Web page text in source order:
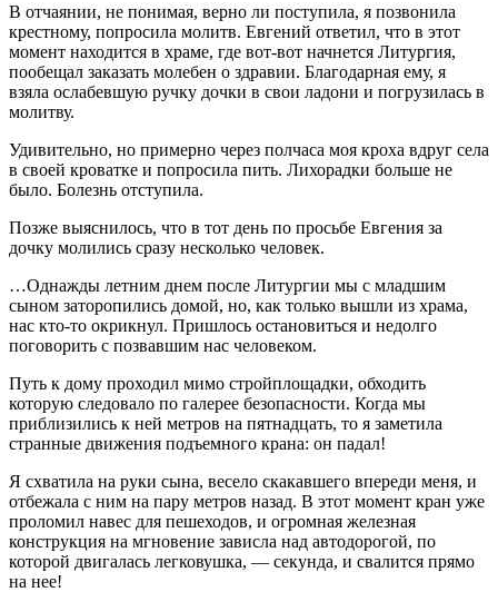
В отчаянии, не понимая, верно ли поступила, я позвонила
крестному, попросила молитв. Евгений ответил, что в этот
момент находится в храме, где вот-вот начнется Литургия,
пообещал заказать молебен о здравии. Благодарная ему, я
взяла ослабевшую ручку дочки в свои ладони и погрузилась в
молитву.
Удивительно, но примерно через полчаса моя кроха вдруг села
в своей кроватке и попросила пить. Лихорадки больше не
было. Болезнь отступила.
Позже выяснилось, что в тот день по просьбе Евгения за
дочку молились сразу несколько человек.
…Однажды летним днем после Литургии мы с младшим
сыном заторопились домой, но, как только вышли из храма,
нас кто-то окрикнул. Пришлось остановиться и недолго
поговорить с позвавшим нас человеком.
Путь к дому проходил мимо стройплощадки, обходить
которую следовало по галерее безопасности. Когда мы
приблизились к ней метров на пятнадцать, то я заметила
странные движения подъемного крана: он падал!
Я схватила на руки сына, весело скакавшего впереди меня, и
отбежала с ним на пару метров назад. В этот момент кран уже
проломил навес для пешеходов, и огромная железная
конструкция на мгновение зависла над автодорогой, по
которой двигалась легковушка, — секунда, и свалится прямо
на нее!